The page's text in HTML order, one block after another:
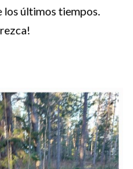
los últimos tiempos.